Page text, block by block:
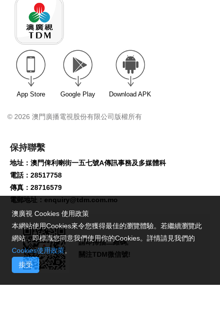
App Store Google Play Download APK
© 2026 澳門廣播電視股份有限公司版權所有
保持聯繫
地址：澳門俾利喇街一五七號A傳訊事務及多媒體科
電話：28517758
傳真：28716579
電郵地址： enquiry@tdm.com.mo
請即掃描二維碼,
關注TDM微信號!
澳廣視 Cookies 使用政策
本網站使用Cookies來令您獲得最佳的瀏覽體驗。若繼續瀏覽此
網站，即標識您同意我們使用你的Cookies。詳情請見我們的
Cookies使用政策。
接受